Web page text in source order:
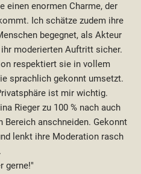
einen enormen Charme, der
Ich schätze zudem ihre
begegnet, als Akteur
moderierten Auftritt sicher.
respektiert sie in vollem
sprachlich gekonnt umsetzt.
ist mir wichtig.
Rieger zu 100 % nach auch
Bereich anschneiden. Gekonnt
lenkt ihre Moderation rasch
gerne!"